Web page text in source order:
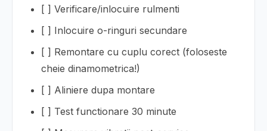
[ ] Verificare/inlocuire rulmenti
[ ] Inlocuire o-ringuri secundare
[ ] Remontare cu cuplu corect (foloseste
cheie dinamometrica!)
[ ] Aliniere dupa montare
[ ] Test functionare 30 minute